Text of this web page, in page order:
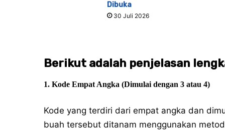
Dibuka
30 Juli 2026
Berikut adalah penjelasan
1. Kode Empat Angka (Dimulai dengan 3 atau 4)
Kode yang terdiri dari empat angka dan
buah tersebut ditanam menggunakan